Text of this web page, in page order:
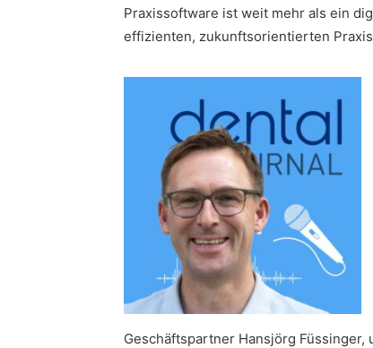
Praxissoftware ist weit mehr als ein
effizienten, zukunftsorientierten
Geschäftspartner Hansjörg